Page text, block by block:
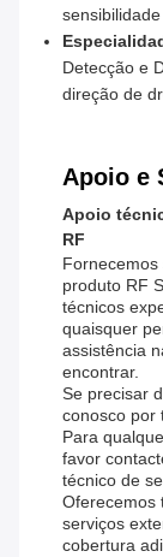
Detecção e
direção de
Apoio e
Apoio
RF
produto RF
técnicos
quaisquer
assistência
encontrar.
Se precisar
conosco por
Para
favor
técnico de
Oferecemos
serviços
cobertura